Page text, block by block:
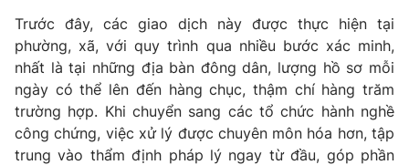
VTV Sức khoẻ Bất động sản
Thị trường 24h Tấm lòng Việt
VTV4 Vươn mình bằng AI
Trước đây, các giao dịch này được thực hiện tại
phường, xã, với quy trình qua nhiều bước xác minh,
nhất là tại những địa bàn đông dân, lượng hồ sơ mỗi
ngày có thể lên đến hàng chục, thậm chí hàng trăm
trường hợp. Khi chuyển sang các tổ chức hành nghề
công chứng, việc xử lý được chuyên môn hóa hơn, tập
trung vào thẩm định pháp lý ngay từ đầu, góp phần